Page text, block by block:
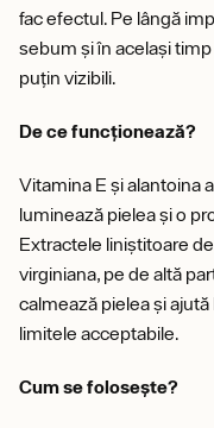
fac efectul. Pe lângă
sebum și în același
puțin vizibili.
De ce funcționează?
Vitamina E și alantoina
luminează pielea și o
Extractele liniștitoare
virginiana, pe de altă
calmează pielea și
limitele acceptabile.
Cum se folosește?